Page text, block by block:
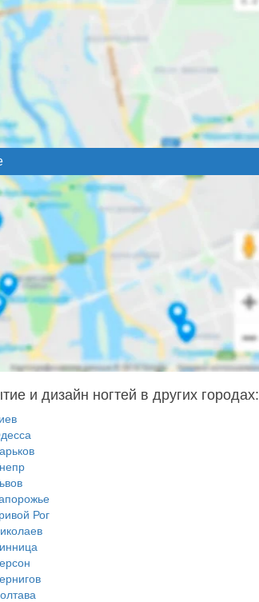
и дизайн ногтей в других городах:
Рог